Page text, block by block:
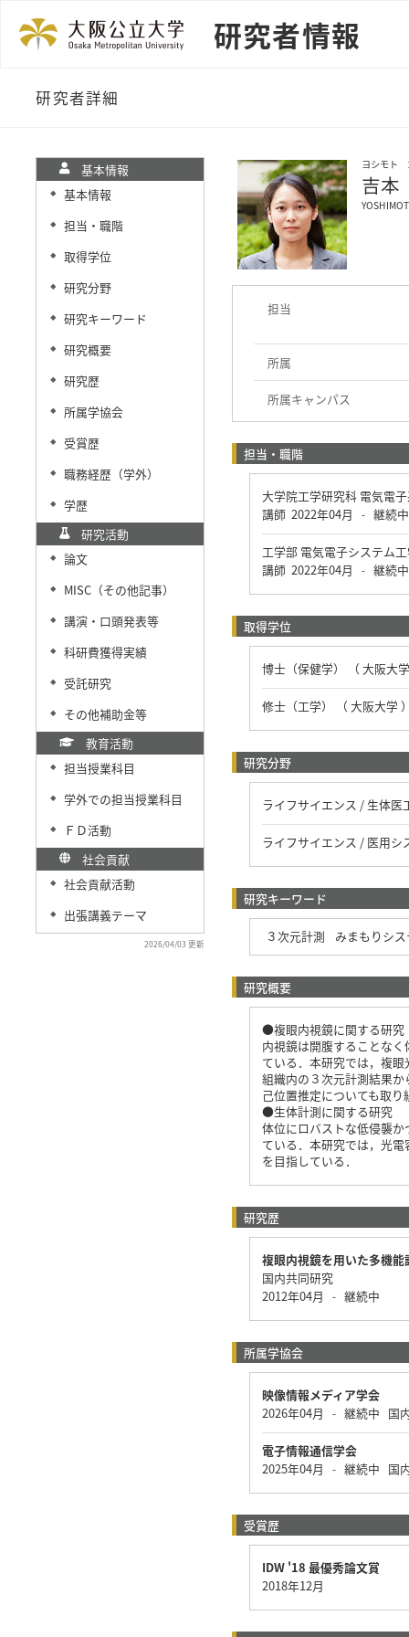
研究者情報
研究者詳細
基本情報
◆ 基本情報
◆ 担当・職階
◆ 取得学位
◆ 研究分野
◆ 研究キーワード
◆ 研究概要
◆ 研究歴
◆ 所属学協会
◆ 受賞歴
◆ 職務経歴（学外）
◆
学歴
研究活動
◆ 論文
◆ MISC（その他記事）
◆ 講演・口頭発表等
◆ 科研費獲得実績
◆ 受託研究
◆
その他補助金等
教育活動
◆ 担当授業科目
◆ 学外での担当授業科目
◆
ＦＤ活動
社会貢献
◆ 社会貢献活動
◆ 出張講義テーマ
2026/04/03 更新
ヨシモト
吉
担当
所属
所属キャンパス
担当・職階
大学院工学研究科 電気電
講師 2022年04月 - 継続中
工学部 電気電子システム
講師 2022年04月 - 継続中
取得学位
博士（保健学） （ 大阪大学
修士（工学） （ 大阪大学 ）
研究分野
ライフサイエンス / 生体医
ライフサイエンス / 医用シ
研究キーワード
３次元計測 みまもりシス
研究概要
●複眼内視鏡に関する研究
内視鏡は開腹することな
ている．本研究では，複
組織内の３次元計測結果
己位置推定についても取り
●生体計測に関する研究
体位にロバストな低侵襲
ている．本研究では，光
を目指している．
研究歴
複眼内視鏡を用いた多機
国内共同研究
2012年04月
- 継続中
所属学協会
映像情報メディア学会
2026年04月
- 継続中 国
電子情報通信学会
2025年04月
- 継続中 国
受賞歴
IDW '18 最優秀論文賞
2018年12月